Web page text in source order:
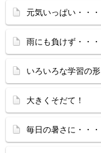
元気いっぱい・・・
雨にも負けず・・・
いろいろな学習の形
大きくそだて！
毎日の暑さに・・・